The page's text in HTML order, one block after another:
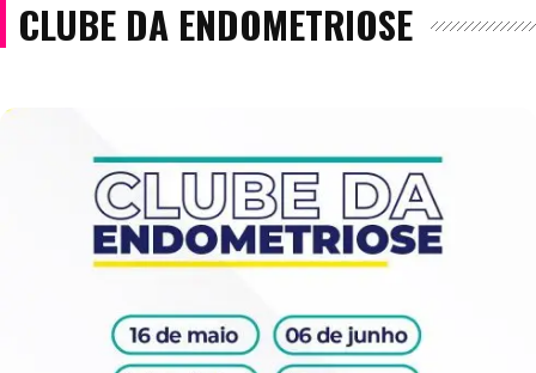
CLUBE DA ENDOMETRIOSE